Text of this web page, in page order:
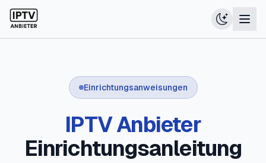
Einrichtungsanweisungen
IPTV Anbieter
Einrichtungsanleitung